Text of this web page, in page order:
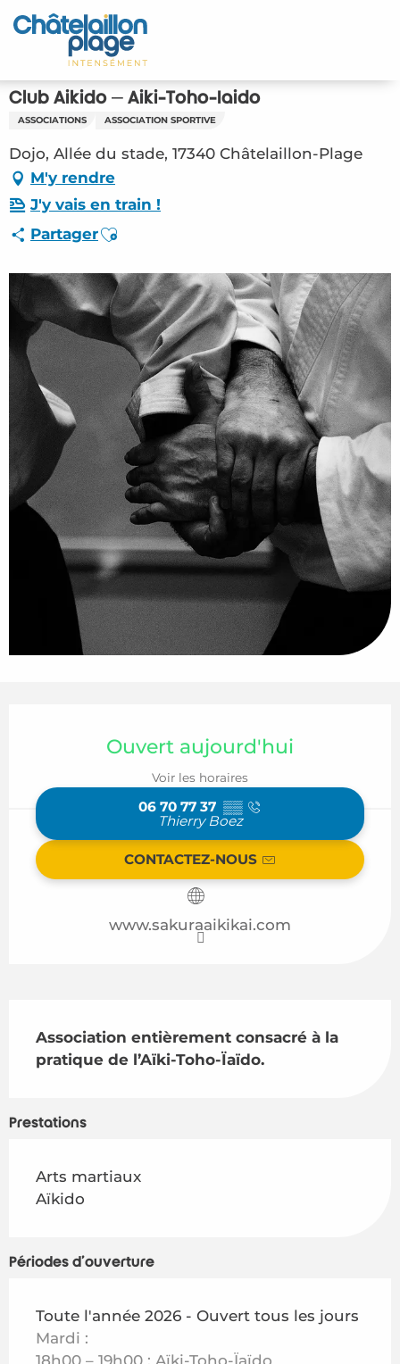
Aller
au
principal
Accueil
Découvrir
Activités
A vivre
Rendez-vous
Espace Pro
Club Aïkido – Aïki-Toho-Ïaïdo
ASSOCIATIONS ASSOCIATION SPORTIVE
Dojo, Allée du stade, 17340 Châtelaillon-Plage
M'y rendre
J'y vais en train !
PartagerAjouter aux favoris
Ouvert aujourd'hui
Voir les horaires
06 70 77 37 ▒▒
Thierry Boez
CONTACTEZ-NOUS
www.sakuraaikikai.com
Association entièrement consacré à la
pratique de l’Aïki-Toho-Ïaïdo.
Prestations
Arts martiaux
Aïkido
Périodes d'ouverture
Toute l'année 2026 - Ouvert tous les jours
Mardi :
18h00 – 19h00 : Aïki-Toho-Ïaïdo